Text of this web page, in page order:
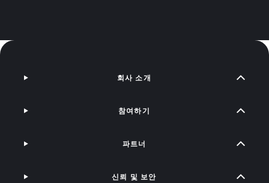
회사 소개
참여하기
파트너
신뢰 및 보안